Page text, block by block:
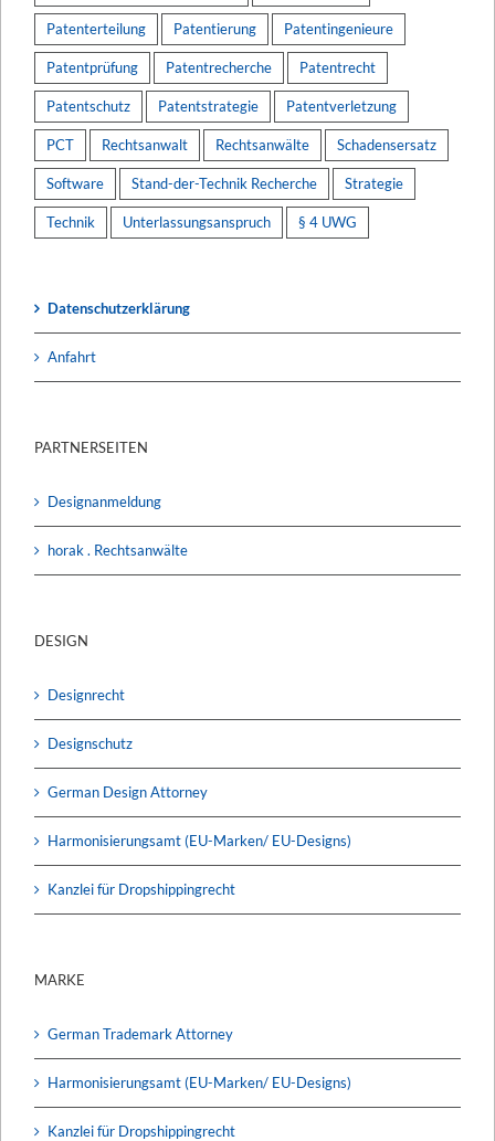
Patenterteilung Patentierung Patentingenieure
Patentprüfung Patentrecherche Patentrecht
Patentschutz Patentstrategie Patentverletzung
PCT Rechtsanwalt Rechtsanwälte Schadensersatz
Software Stand-der-Technik Recherche Strategie
Technik Unterlassungsanspruch § 4 UWG
Datenschutzerklärung
Anfahrt
PARTNERSEITEN
Designanmeldung
horak . Rechtsanwälte
DESIGN
Designrecht
Designschutz
German Design Attorney
Harmonisierungsamt (EU-Marken/ EU-Designs)
Kanzlei für Dropshippingrecht
MARKE
German Trademark Attorney
Harmonisierungsamt (EU-Marken/ EU-Designs)
Kanzlei für Dropshippingrecht